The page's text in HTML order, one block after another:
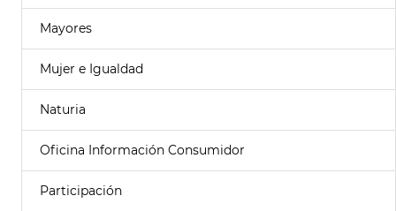
Mayores
Mujer e Igualdad
Naturia
Oficina Información Consumidor
Participación